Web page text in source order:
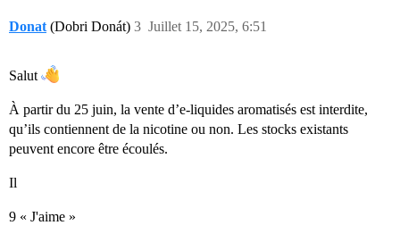
Donat (Dobri Donát) Juillet 15, 2025, 6:51
3
Salut
À partir du 25 juin, la vente d’e-liquides aromatisés est interdite,
qu’ils contiennent de la nicotine ou non. Les stocks existants
peuvent encore être écoulés.
Il
9 « J'aime »